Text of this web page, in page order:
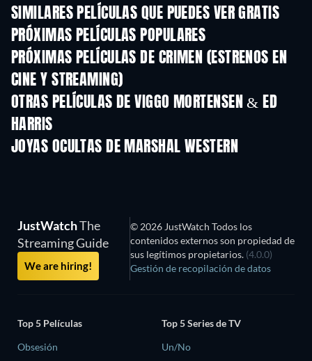
SIMILARES PELÍCULAS QUE PUEDES VER GRATIS
PRÓXIMAS PELÍCULAS POPULARES
PRÓXIMAS PELÍCULAS DE CRIMEN (ESTRENOS EN
CINE Y STREAMING)
OTRAS PELÍCULAS DE VIGGO MORTENSEN & ED
HARRIS
JOYAS OCULTAS DE MARSHAL WESTERN
JustWatchThe
Streaming Guide
We are hiring!
© 2026 JustWatch Todos los
contenidos externos son propiedad de
sus legítimos propietarios. (4.0.0)
Gestión de recopilación de datos
Top 5 Películas
Obsesión
Top 5 Series de TV
Un/No